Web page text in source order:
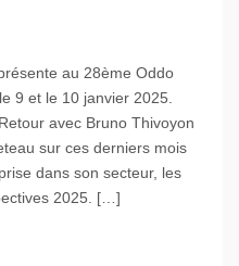
au 28ème Oddo
9 et le 10 janvier 2025.
avec Bruno Thivoyon
sur ces derniers mois
dans son secteur, les
2025. […]